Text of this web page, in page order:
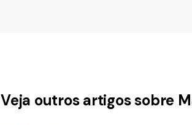
Veja outros artigos sobre